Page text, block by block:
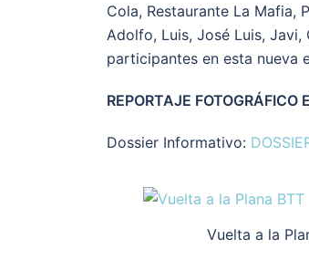
Cola, Restaurante La Mafia,
Adolfo, Luis, José Luis, Javi,
participantes en esta nueva
REPORTAJE
Dossier Informativo:
Vuelta a la